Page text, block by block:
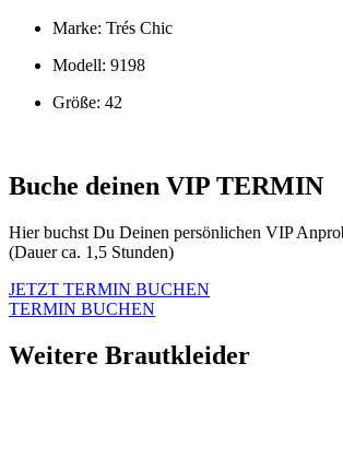
Marke: Trés Chic
Modell: 9198
Größe: 42
Buche deinen VIP TERMIN
Hier buchst Du Deinen persönlichen VIP
(Dauer ca. 1,5 Stunden)
JETZT TERMIN BUCHEN
TERMIN BUCHEN
Weitere Brautkleider